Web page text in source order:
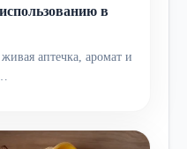
в
аптечка, аромат и